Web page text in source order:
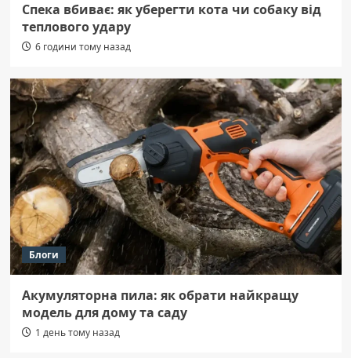
Спека вбиває: як уберегти кота чи собаку від
теплового удару
6 години тому назад
Блоги
Акумуляторна пила: як обрати найкращу
модель для дому та саду
1 день тому назад